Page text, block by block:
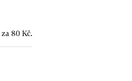
za 80 Kč.